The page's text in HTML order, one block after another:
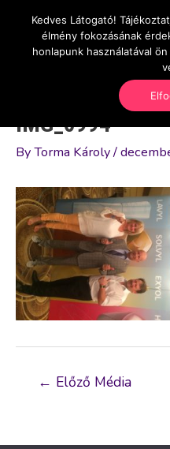
content
OnlineSeedsMan
Üzlet és szabadság
IMG_0994
ByTorma Károly/
Bejegyzés
← Előző Média
Kedves Látogató!
élmény fokozásának
honlapunk használatával